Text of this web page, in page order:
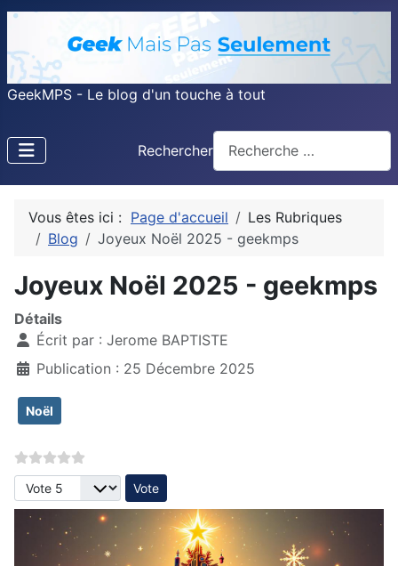
GeekMPS - Le blog d'un touche à tout
Rechercher
Vous êtes ici : Page d'accueil
Les Rubriques
Blog
Joyeux Noël 2025 - geekmps
Joyeux Noël 2025 - geekmps
Détails
Écrit par : Jerome BAPTISTE
Publication : 25 Décembre 2025
Noël
Veuillez voter